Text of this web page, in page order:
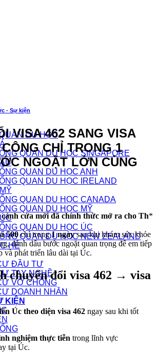
DU HỌC
QUAN DU HỌC SINGAPORE
QUAN DU HỌC ANH
QUAN DU HỌC IRELAND
QUAN DU HỌC CANADA
QUAN DU HỌC MỸ
QUAN DU HỌC ÚC
QUAN DU HỌC NEW ZEALAND
HÈ
ĐẦU TƯ
TAY NGHỀ
VỢ CHỒNG
DOANH NHÂN
KIỆN
- Sự kiện
VISA 462 SANG VISA
CHỈ TRONG 1
NGOẶT LỚN CÙNG
cửa mới đã chính thức mở ra cho Th*
500chỉ trong1 ngàysau khi khám sức khỏe
đánh dấu bước ngoặt quan trọng để em tiếp
và phát triển lâu dài tại Úc.
chuyển đổi visa 462 → visa
Úc theo diện visa 462 ngay sau khi tốt
nghiệm thực tiễn trong lĩnh vực
tại Úc.